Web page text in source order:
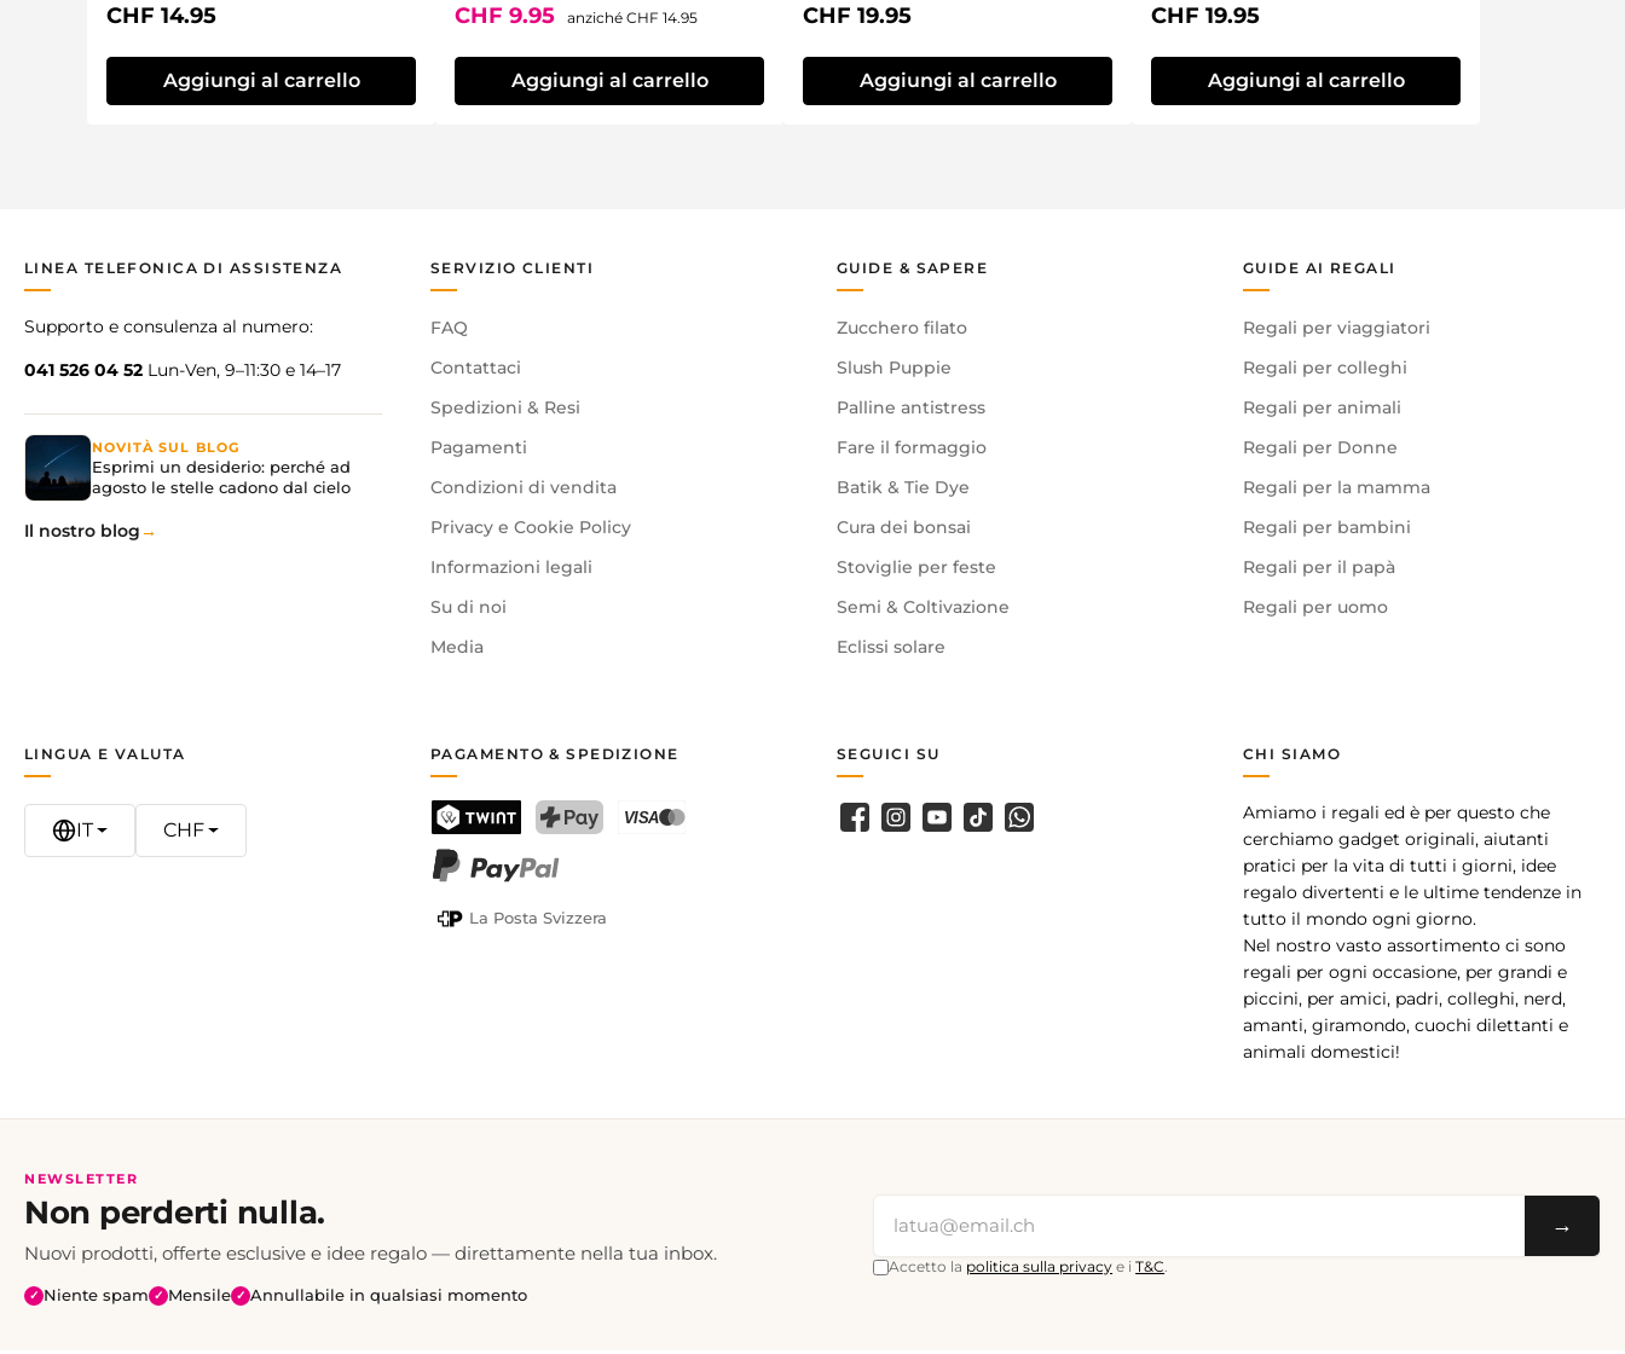
Prezzo normale:
CHF 14.95
Aggiungi al carrello
Prezzo di vendita:
CHF 9.95 anziché Prezzo normale:
CHF 14.95
Aggiungi al carrello
Prezzo normale:
CHF 19.95
Aggiungi al carrello
Prezzo normale:
CHF 19.95
Aggiungi al carrello
LINEA TELEFONICA DI ASSISTENZA
Supporto e consulenza al numero:
041 526 04 52 Lun-Ven, 9–11:30 e 14–17
NOVITÀ SUL BLOG
Esprimi un desiderio: perché ad
agosto le stelle cadono dal cielo
Il nostro blog
SERVIZIO CLIENTI
FAQ
Contattaci
Spedizioni & Resi
Pagamenti
Condizioni di vendita
Privacy e Cookie Policy
Informazioni legali
Su di noi
Media
GUIDE & SAPERE
Zucchero filato
Slush Puppie
Palline antistress
Fare il formaggio
Batik & Tie Dye
Cura dei bonsai
Stoviglie per feste
Semi & Coltivazione
Eclissi solare
GUIDE AI REGALI
Regali per viaggiatori
Regali per colleghi
Regali per animali
Regali per Donne
Regali per la mamma
Regali per bambini
Regali per il papà
Regali per uomo
CHI SIAMO
Amiamo i regali ed è per questo che
cerchiamo gadget originali, aiutanti
pratici per la vita di tutti i giorni, idee
regalo divertenti e le ultime tendenze in
tutto il mondo ogni giorno.
Nel nostro vasto assortimento ci sono
regali per ogni occasione, per grandi e
piccini, per amici, padri, colleghi, nerd,
amanti, giramondo, cuochi dilettanti e
animali domestici!
PAGAMENTO & SPEDIZIONE
TWINT
La Posta Svizzera
LINGUA E VALUTA
IT CHF
SEGUICI SU
Facebook
Instagram
YoutubeTikTokWhatsApp
NEWSLETTER
Non perderti nulla.
Nuovi prodotti, offerte esclusive e idee regalo — direttamente nella tua inbox.
✓ Niente spam ✓ Mensile ✓ Annullabile in qualsiasi momento
→
Accetto la politica sulla privacy e iT&C